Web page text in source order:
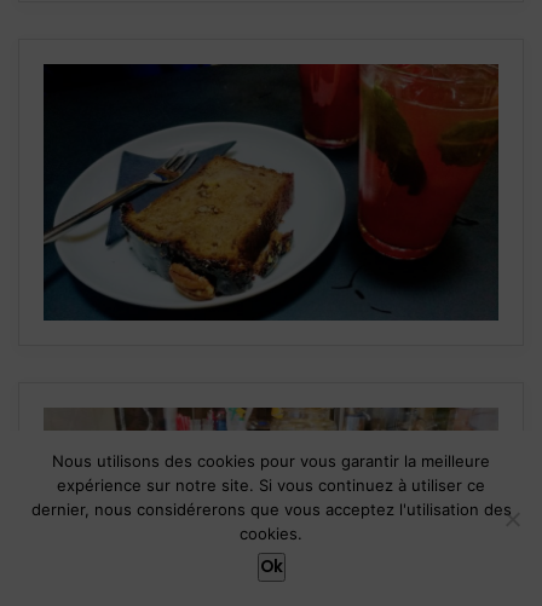
Nous utilisons des cookies pour vous garantir la meilleure
expérience sur notre site. Si vous continuez à utiliser ce
dernier, nous considérerons que vous acceptez l'utilisation des
cookies.
Ok